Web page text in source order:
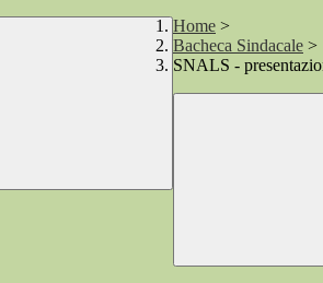
Home >
Bacheca Sindacale >
SNALS -